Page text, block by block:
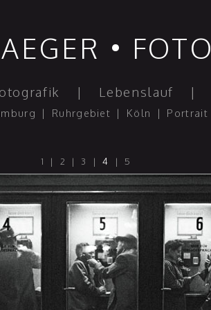
• FOTO
| Lebenslauf |
| Ruhrgebiet | Köln | Portrait
1 | 2 | 3 | 4 | 5